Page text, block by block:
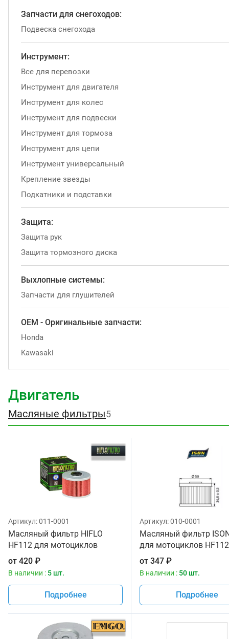
Запчасти для снегоходов:
Подвеска снегохода
Инструмент:
Все для перевозки
Инструмент для двигателя
Инструмент для колес
Инструмент для подвески
Инструмент для тормоза
Инструмент для цепи
Инструмент универсальный
Крепление звезды
Подкатники и подставки
Защита:
Защита рук
Защита тормозного диска
Выхлопные системы:
Запчасти для глушителей
OEM - Оригинальные запчасти:
Honda
Kawasaki
Двигатель
Масляные фильтры5
Артикул:011-0001
Масляный фильтр HIFLO
HF112 для мотоциклов
от 420 ₽
В наличии : 5 шт.
Подробнее
Артикул:010-0001
Масляный фильтр
для мотоциклов HF112
от 347 ₽
В наличии : 50 шт.
Подробнее